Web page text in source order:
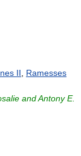
II
Ramesses
and Antony E.